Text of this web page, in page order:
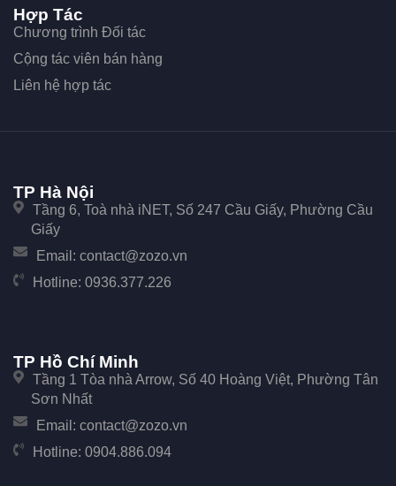
Hợp Tác
Chương trình Đối tác
Cộng tác viên bán hàng
Liên hệ hợp tác
TP Hà Nội
Tầng 6, Toà nhà iNET, Số 247 Cầu Giấy, Phường Cầu
Giấy
Email: contact@zozo.vn
Hotline: 0936.377.226
TP Hồ Chí Minh
Tầng 1 Tòa nhà Arrow, Số 40 Hoàng Việt, Phường Tân
Sơn Nhất
Email: contact@zozo.vn
Hotline: 0904.886.094